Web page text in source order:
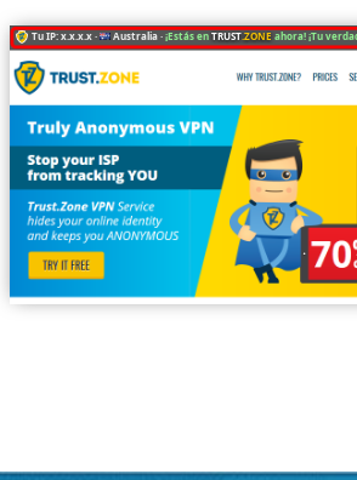
Tu IP: x.x.x.x · Australia ·¡Estás enTRUST.ZONE ahora! ¡Tu